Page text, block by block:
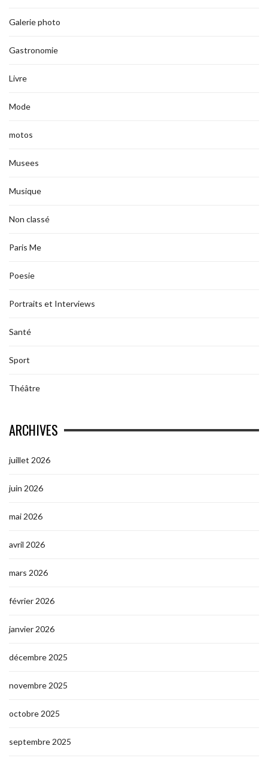
Galerie photo
Gastronomie
Livre
Mode
motos
Musees
Musique
Non classé
Paris Me
Poesie
Portraits et Interviews
Santé
Sport
Théâtre
ARCHIVES
juillet 2026
juin 2026
mai 2026
avril 2026
mars 2026
février 2026
janvier 2026
décembre 2025
novembre 2025
octobre 2025
septembre 2025